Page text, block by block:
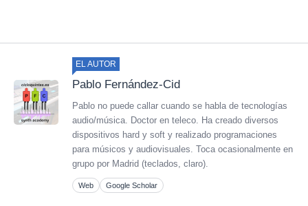
EL AUTOR
Pablo Fernández-Cid
Pablo no puede callar cuando se habla de tecnologías
audio/música. Doctor en teleco. Ha creado diversos
dispositivos hard y soft y realizado programaciones
para músicos y audiovisuales. Toca ocasionalmente en
grupo por Madrid (teclados, claro).
Web Google Scholar